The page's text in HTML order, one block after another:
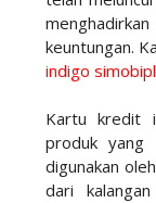
keuntungan.
indigo
Kartu kredit
produk yang
digunakan
dari